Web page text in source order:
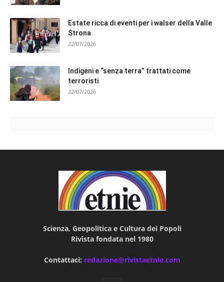
Estate ricca di eventi per i walser della Valle
Strona
22/07/2026
Indigeni e “senza terra” trattati come
terroristi
22/07/2026
Scienza, Geopolitica e Cultura dei Popoli
Rivista fondata nel 1980
Contattaci: redazione@rivistaetnie.com